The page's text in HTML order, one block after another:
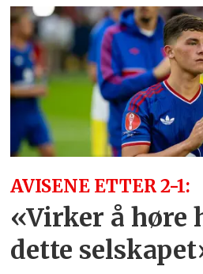
AVISENE ETTER 2-1:
«Virker å høre
dette